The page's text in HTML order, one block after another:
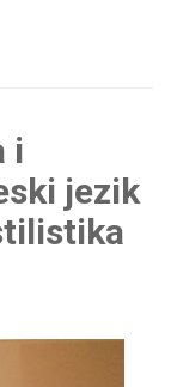
i
jezik